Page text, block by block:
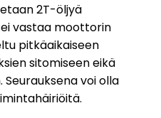
2T-öljyä
vastaa moottorin
pitkäaikaiseen
sitomiseen eikä
voi olla